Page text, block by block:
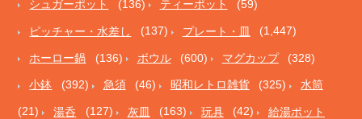
シュガーポット (136) ティーポット (59)
ピッチャー・水差し (137) プレート・皿 (1,447)
ホーロー鍋 (136) ボウル (600) マグカップ (328)
小鉢 (392) 急須 (46) 昭和レトロ雑貨 (325) 水筒
(21) 湯呑 (127) 灰皿 (163) 玩具 (42) 給湯ポット